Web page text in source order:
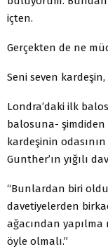
içten.
Gerçekten de ne
Seni seven kardeşin,
Londra’daki ilk
balosuna- şimdiden
kardeşinin
Gunther’ın yığılı
“Bunlardan biri
davetiyelerden
ağacından
öyle olmalı.”